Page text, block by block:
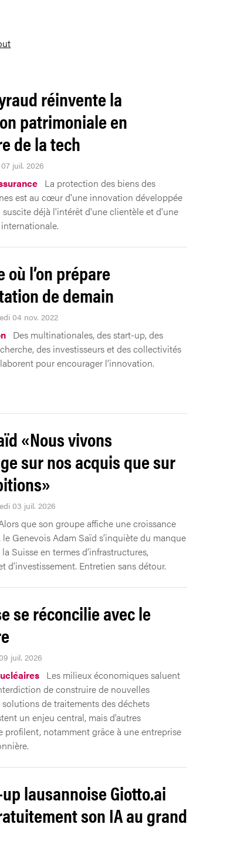
réinvente la
patrimoniale en
de la tech
juil. 2026
La protection des biens des
est au cœur d'une innovation développée
suscite déjà l'intérêt d'une clientèle et d'une
où l’on prépare
de demain
04 nov. 2022
Des multinationales, des start-up, des
des investisseurs et des collectivités
pour encourager l’innovation.
«Nous vivons
sur nos acquis que sur
03 juil. 2026
que son groupe affiche une croissance
Genevois Adam Saïd s’inquiète du manque
Suisse en termes d’infrastructures,
d’investissement. Entretien sans détour.
se réconcilie avec le
juil. 2026
Les milieux économiques saluent
de construire de nouvelles
solutions de traitements des déchets
un enjeu central, mais d’autres
profilent, notamment grâce à une entreprise
lausannoise Giotto.ai
son IA au grand